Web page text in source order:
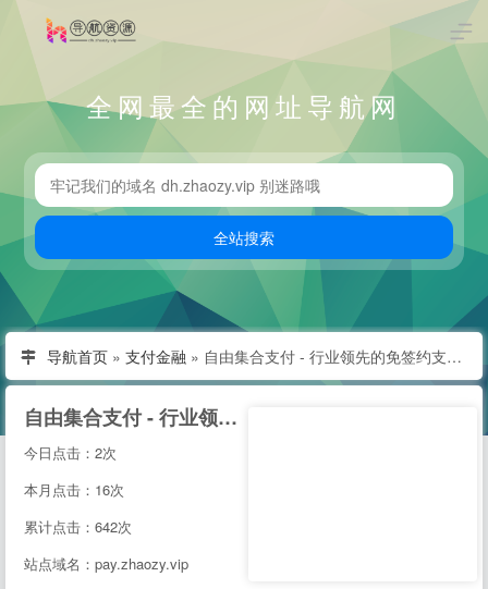
全网最全的网址导航网
导航首页 » 支付金融 » 自由集合支付 - 行业领先的免签约支付平台
自由集合支付 - 行业领先的免签约支付平台
今日点击：2次
本月点击：16次
累计点击：642次
站点域名：pay.zhaozy.vip